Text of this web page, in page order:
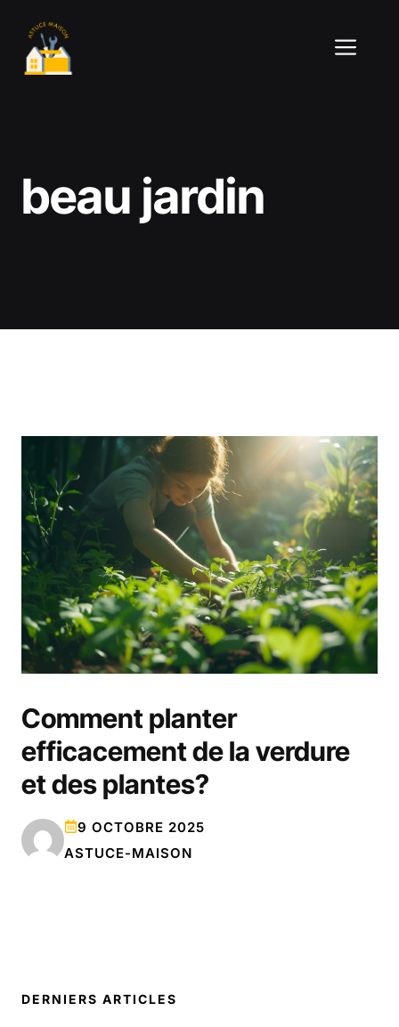
contenu
beau jardin
DERNIERS ARTICLES
Comment planter
efficacement de la verdure
et des plantes?
9 OCTOBRE 2025
ASTUCE-MAISON